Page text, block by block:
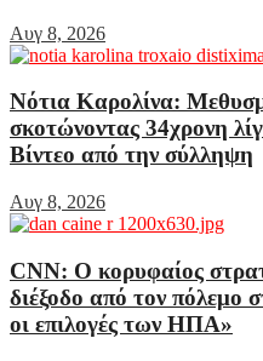
Αυγ 8, 2026
Νότια Καρολίνα:
σκοτώνοντας 34χρονη
Βίντεο από την σύλληψη
Αυγ 8, 2026
CNN: Ο κορυφαίος
διέξοδο από τον πόλεμο
οι επιλογές των ΗΠΑ»